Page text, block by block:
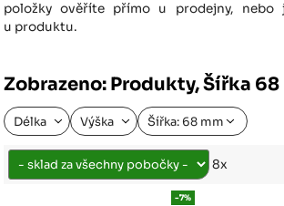
položky ověříte přímo u prodejny, nebo
u produktu.
Zobrazeno: Produkty, Šířka 68
Délka Výška Šířka: 68 mm
8x
-7%